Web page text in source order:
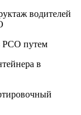
водителей
РСО путем
в